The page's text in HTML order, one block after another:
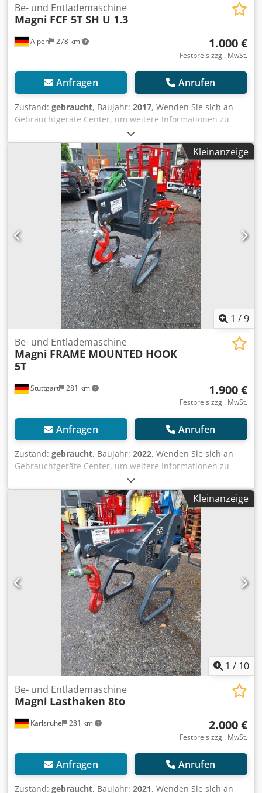
Alpen 278 km
Be- und Entlademaschine
Magni FCF 5T SH U 1.3
1.000 €
Festpreis zzgl. MwSt.
Anfragen Anrufen
Zustand: gebraucht, Baujahr: 2017, Wenden Sie sich an
Gebrauchtgeräte Center, um weitere Informationen zu
erhalten. Csdpozfmfzjfx Acbsrf DE01
Kleinanzeige
1 /9
Stuttgart 281 km
Be- und Entlademaschine
Magni FRAME MOUNTED HOOK
5T
1.900 €
Festpreis zzgl. MwSt.
Anfragen Anrufen
Zustand: gebraucht, Baujahr: 2022, Wenden Sie sich an
Gebrauchtgeräte Center, um weitere Informationen zu
erhalten. Cjdpfx Acozfkm Njborf DE01
Kleinanzeige
1 / 10
Karlsruhe 281 km
Be- und Entlademaschine
Magni Lasthaken 8to
2.000 €
Festpreis zzgl. MwSt.
Anfragen Anrufen
Zustand: gebraucht, Baujahr: 2021, Wenden Sie sich an